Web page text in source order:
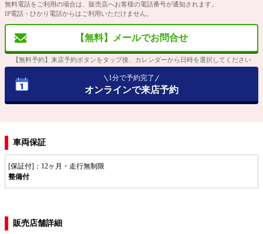
無料電話をご利用の場合は、販売店へお客様の電話番号が通知されます。
IP電話・ひかり電話からはご利用いただけません。
【無料】メールでお問合せ
【無料予約】来店予約ボタンをタップ後、カレンダーから日時を選択してください
1分で予約完了
オンラインで来店予約
車両保証
[保証付]：12ヶ月・走行無制限
整備付
販売店舗詳細